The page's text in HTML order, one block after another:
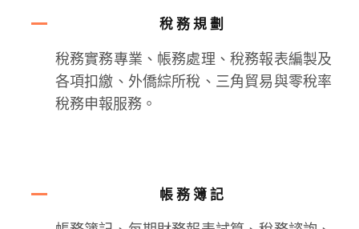
稅務規劃
稅務實務專業、帳務處理、稅務報表編製及
各項扣繳、外僑綜所稅、三角貿易與零稅率
稅務申報服務。
帳務簿記